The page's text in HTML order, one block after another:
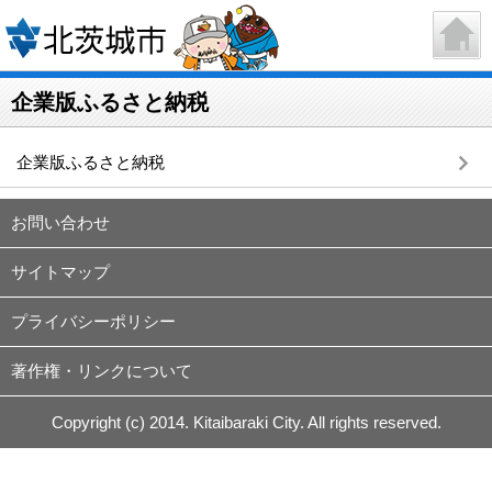
企業版ふるさと納税
企業版ふるさと納税
お問い合わせ
サイトマップ
プライバシーポリシー
著作権・リンクについて
Copyright (c) 2014. Kitaibaraki City. All rights reserved.